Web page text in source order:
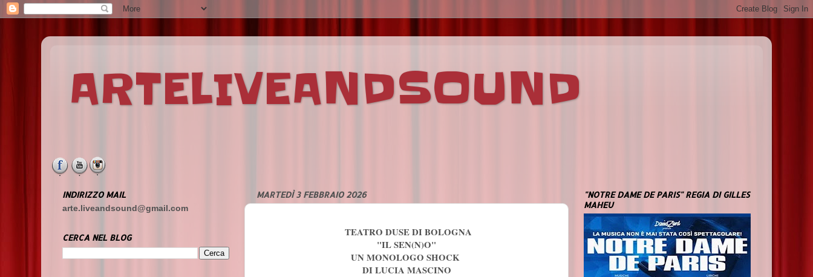
ARTELIVEANDSOUND
MARTEDÌ 3 FEBBRAIO 2026
TEATRO DUSE DI BOLOGNA
"IL SEN(N)O"
UN MONOLOGO SHOCK
DI LUCIA MASCINO
INDIRIZZO MAIL
arte.liveandsound@gmail.com
CERCA NEL BLOG
"NOTRE DAME DE PARIS" REGIA DI GILLES
MAHEU